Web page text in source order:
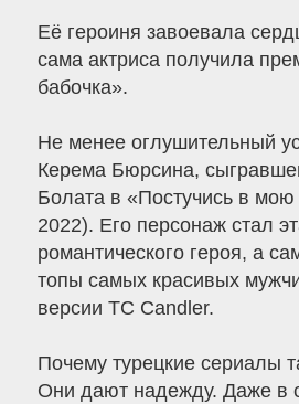
Её героиня завоевала
сама актриса получила
бабочка».
Не менее оглушительный
Керема Бюрсина,
Болата в «Постучись в
2022). Его персонаж стал
романтического героя, а
топы самых красивых
версии TC Candler.
Почему турецкие сериалы
Они дают надежду. Даже в